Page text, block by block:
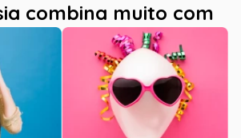
combina muito com